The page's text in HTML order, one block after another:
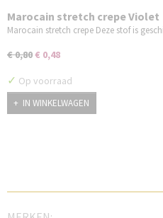
Marocain stretch crepe Violet
Marocain stretch crepe Deze stof is
€ 0,80€ 0,48
✓ Op voorraad
IN WINKELWAGEN